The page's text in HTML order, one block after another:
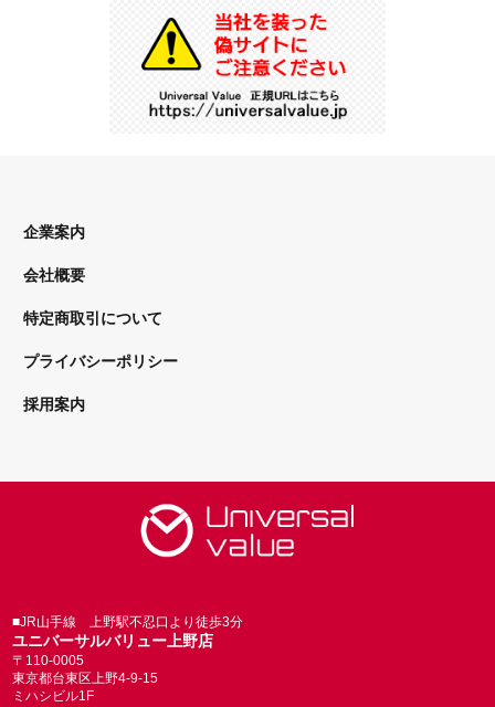
企業案内
会社概要
特定商取引について
プライバシーポリシー
採用案内
■JR山手線 上野駅不忍口より徒歩3分
ユニバーサルバリュー上野店
〒110-0005
東京都台東区上野4-9-15
ミハシビル1F